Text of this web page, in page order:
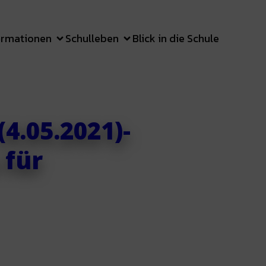
Schulleben Blick in die Schule
für